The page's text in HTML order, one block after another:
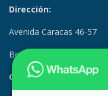
Dirección:
Avenida Caracas 46-57
Bogotá, Colombia
Correo Electrónico: